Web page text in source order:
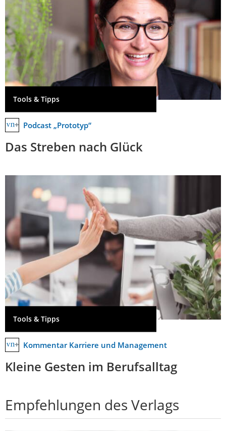
Tools & Tipps
Podcast „Prototyp“
Das Streben nach Glück
Tools & Tipps
Kommentar Karriere und Management
Kleine Gesten im Berufsalltag
Empfehlungen des Verlags